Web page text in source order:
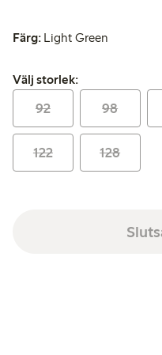
Färg: Light Green
Välj storlek:
Välj storlek:
92 98
122 128